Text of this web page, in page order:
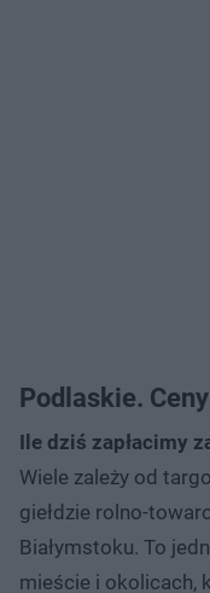
Podlaskie.
Ile dziś zapłacimy
Wiele zależy od
giełdzie rolno-
Białymstoku. To
mieście i okolicach,